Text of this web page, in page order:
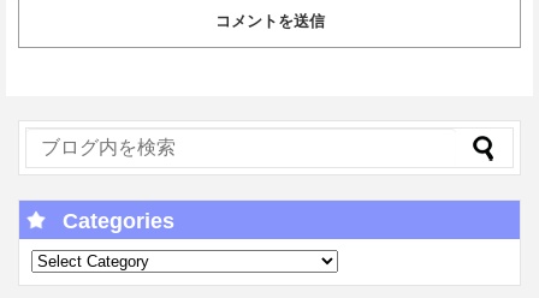
Categories